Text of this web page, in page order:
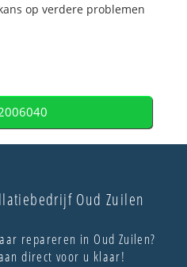
op verdere problemen
Oud Zuilen
repareren in Oud Zuilen?
direct voor u klaar!